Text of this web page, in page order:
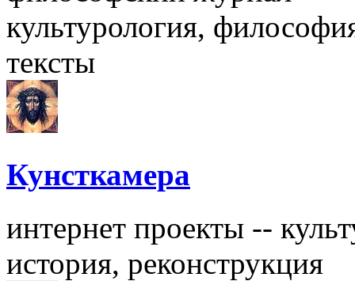
культурология,
тексты
Кунсткамера
интернет проекты --
история, реконструкция